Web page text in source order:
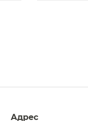
Адрес